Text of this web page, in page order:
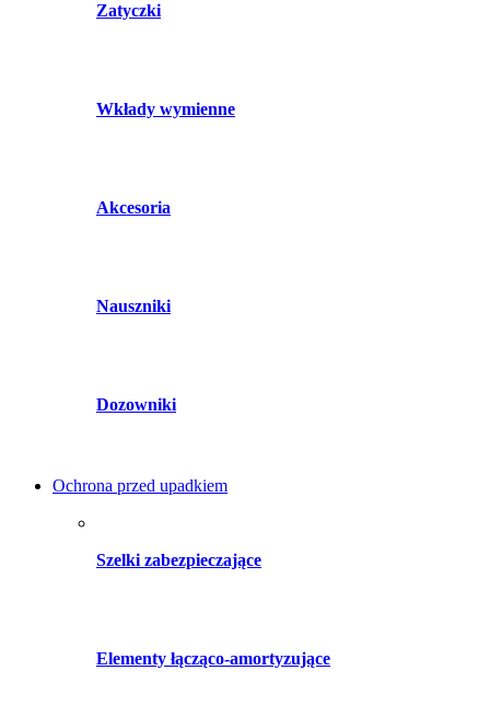
Zatyczki
Wkłady wymienne
Akcesoria
Nauszniki
Dozowniki
Ochrona przed upadkiem
Szelki zabezpieczające
Elementy łącząco-amortyzujące